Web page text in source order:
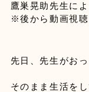
鷹巣晃助先生に
※後から動画視
先日、先生がお
そのまま生活を